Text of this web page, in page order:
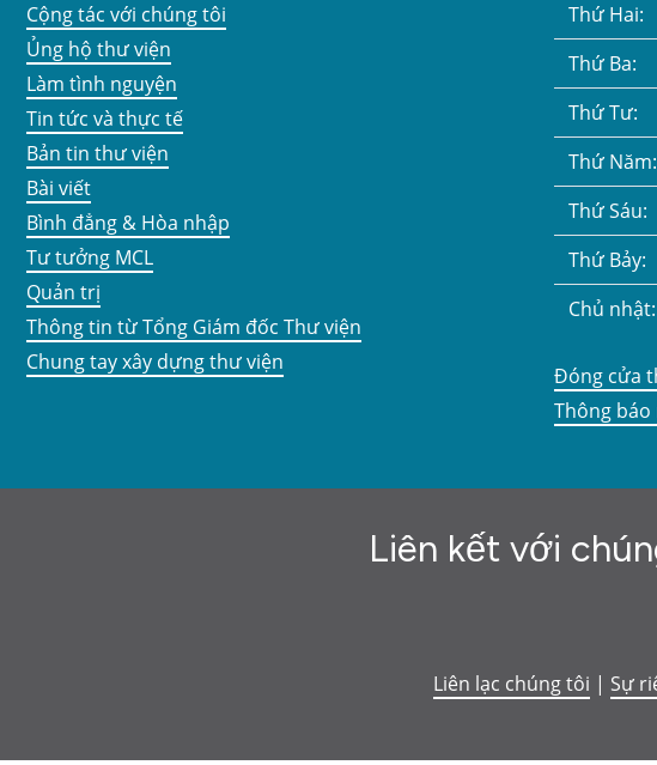
Cộng tác với chúng tôi
Ủng hộ thư viện
Làm tình nguyện
Tin tức và thực tế
Bản tin thư viện
Bài viết
Bình đẳng & Hòa nhập
Tư tưởng MCL
Quản trị
Thông tin từ Tổng Giám đốc Thư viện
Chung tay xây dựng thư viện
Thứ Hai:
Thứ Ba:
Thứ Tư:
Thứ Năm:
Thứ Sáu:
Thứ Bảy:
Chủ nhật:
Đóng cửa
Thông báo
Liên kết với
Liên lạc chúng tôi | Sự